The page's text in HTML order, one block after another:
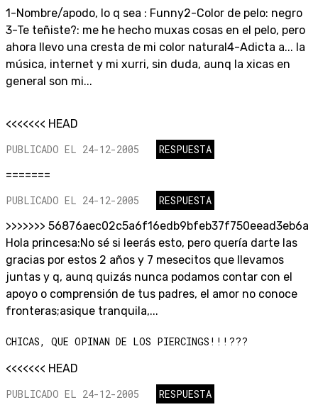
1-Nombre/apodo, lo q sea : Funny2-Color de pelo: negro
3-Te teñiste?: me he hecho muxas cosas en el pelo, pero
ahora llevo una cresta de mi color natural4-Adicta a... la
música, internet y mi xurri, sin duda, aunq la xicas en
general son mi...
<<<<<<< HEAD
PUBLICADO EL 24-12-2005
RESPUESTA
=======
PUBLICADO EL 24-12-2005
RESPUESTA
>>>>>>> 56876aec02c5a6f16edb9bfeb37f750eead3eb6a
Hola princesa:No sé si leerás esto, pero quería darte las
gracias por estos 2 años y 7 mesecitos que llevamos
juntas y q, aunq quizás nunca podamos contar con el
apoyo o comprensión de tus padres, el amor no conoce
fronteras;asique tranquila,...
CHICAS, QUE OPINAN DE LOS PIERCINGS!!!???
<<<<<<< HEAD
PUBLICADO EL 24-12-2005
RESPUESTA